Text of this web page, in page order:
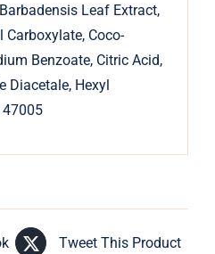
Leaf Extract,
Carboxylate, Coco-
Benzoate, Citric Acid,
Diacetale, Hexyl
47005
Tweet This Product